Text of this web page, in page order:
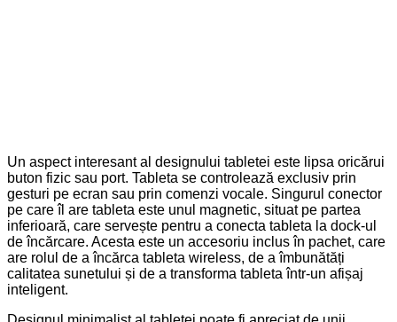
Un aspect interesant al designului tabletei este lipsa oricărui
buton fizic sau port. Tableta se controlează exclusiv prin
gesturi pe ecran sau prin comenzi vocale. Singurul conector
pe care îl are tableta este unul magnetic, situat pe partea
inferioară, care servește pentru a conecta tableta la dock-ul
de încărcare. Acesta este un accesoriu inclus în pachet, care
are rolul de a încărca tableta wireless, de a îmbunătăți
calitatea sunetului și de a transforma tableta într-un afișaj
inteligent.